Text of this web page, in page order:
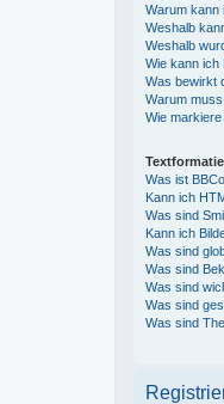
Warum kann
Weshalb
Weshalb
Wie kann ich
Was bewirkt
Warum
Wie
Was ist
Kann ich
Was sind
Kann ich
Was sind
Was sind
Was sind
Was sind
Was sind